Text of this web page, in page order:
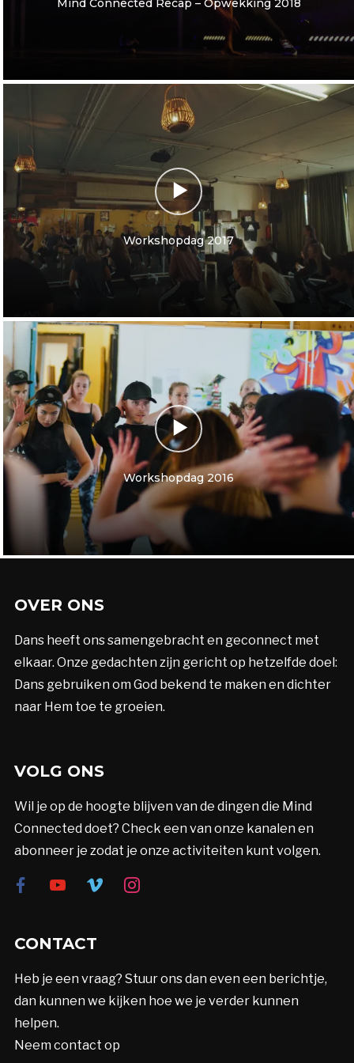
Mind Connected Recap – Opwekking 2018
Workshopdag 2017
Workshopdag 2016
OVER ONS
Dans heeft ons samengebracht en geconnect met
elkaar. Onze gedachten zijn gericht op hetzelfde doel:
Dans gebruiken om God bekend te maken en dichter
naar Hem toe te groeien.
VOLG ONS
Wil je op de hoogte blijven van de dingen die Mind
Connected doet? Check een van onze kanalen en
abonneer je zodat je onze activiteiten kunt volgen.
facebookyoutubevimeo instagram
CONTACT
Heb je een vraag? Stuur ons dan even een berichtje,
dan kunnen we kijken hoe we je verder kunnen
helpen.
Neem contact op